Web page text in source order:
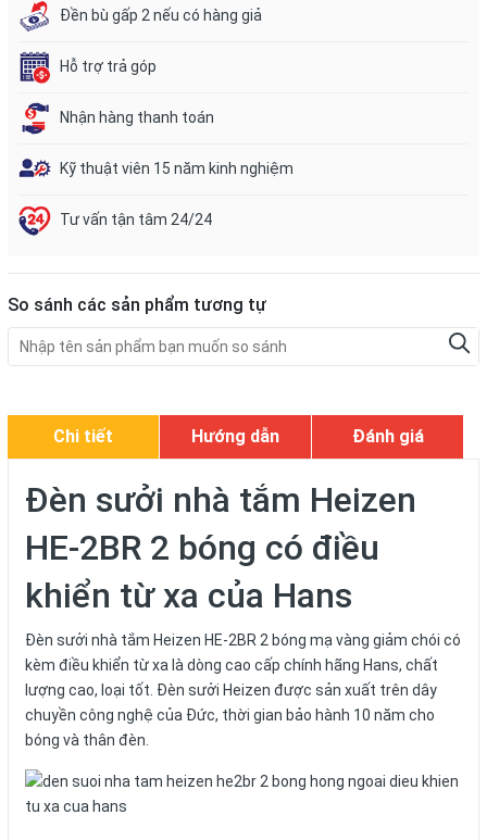
Đền bù gấp 2 nếu có hàng giả
Hỗ trợ trả góp
Nhận hàng thanh toán
Kỹ thuật viên 15 năm kinh nghiệm
Tư vấn tận tâm 24/24
So sánh các sản phẩm tương tự
Chi tiết Hướng dẫn Đánh giá
Đèn sưởi nhà tắm Heizen
HE-2BR 2 bóng có điều
khiển từ xa của Hans
Đèn sưởi nhà tắm Heizen HE-2BR 2 bóng mạ vàng giảm chói có
kèm điều khiển từ xa là dòng cao cấp chính hãng Hans, chất
lượng cao, loại tốt. Đèn sưởi Heizen được sản xuất trên dây
chuyền công nghệ của Đức, thời gian bảo hành 10 năm cho
bóng và thân đèn.